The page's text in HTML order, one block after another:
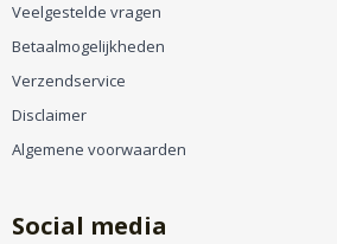
Veelgestelde vragen
Betaalmogelijkheden
Verzendservice
Disclaimer
Algemene voorwaarden
Social media